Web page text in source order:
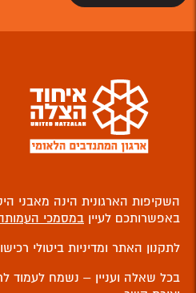
השקיפות הארגונית הינה מאבני
באפשרותכם לעיין במסמכי
לתקנון האתר ומדיניות ביטולי
בכל שאלה ועניין – נשמח לעמוד